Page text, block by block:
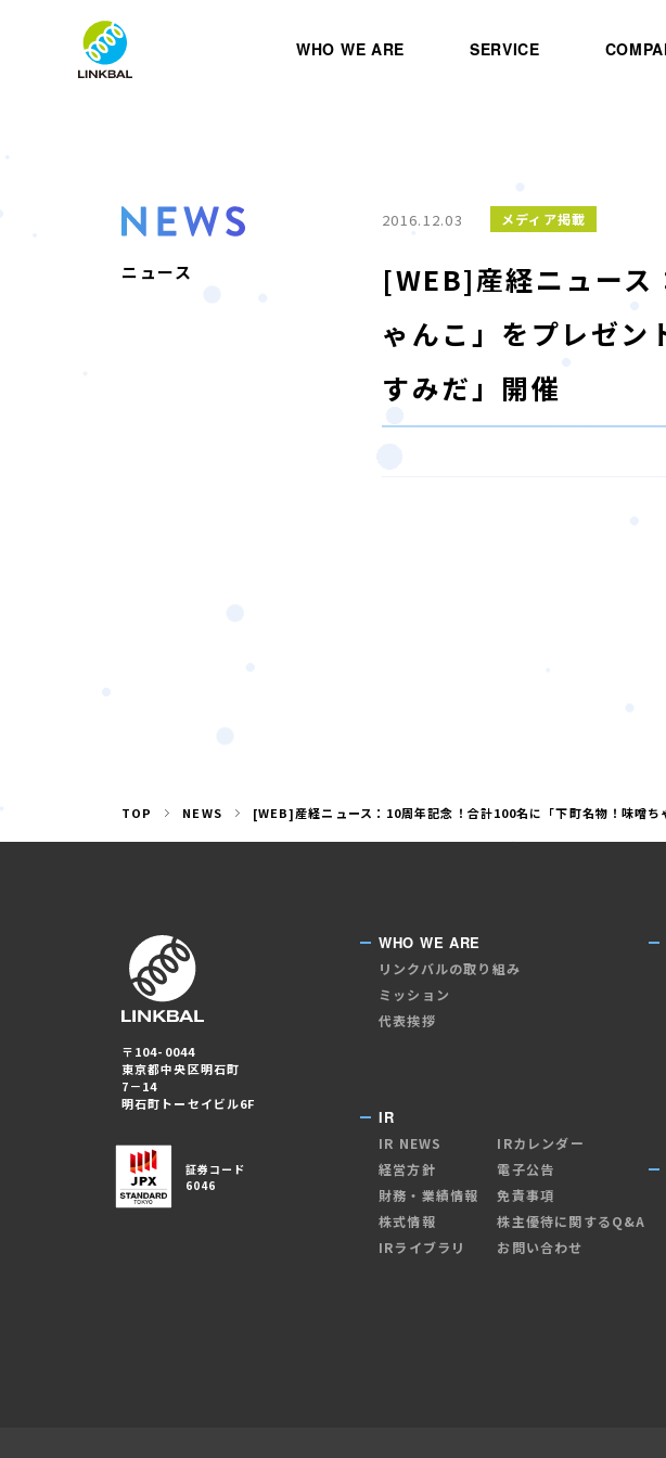
WHO WE ARE SERVICE
ニュース
2016.12.03 メディア掲載
[WEB]産経ニュース
ゃんこ」をプレゼ
すみだ」開催
TOP NEWS [WEB]産経ニュース：10周年記念！合計100名に「下町名物！味噌
〒104-0044
東京都中央区明石町
7－14
明石町トーセイビル6F
証券コード
6046
WHO WE ARE
リンクバルの取り組み
ミッション
代表挨拶
IR
IR NEWS
経営方針
財務・業績情報
株式情報
IRライブラリ
IRカレンダー
電子公告
免責事項
株主優待に関するQ&A
お問い合わせ